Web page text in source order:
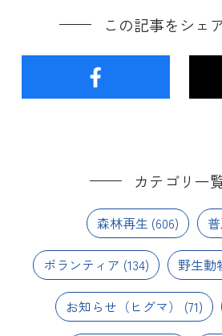
この記事をシェ
カテゴリ一
森林再生 (606)
ボランティア (134) 野生動
お知らせ（ヒグマ） (71)